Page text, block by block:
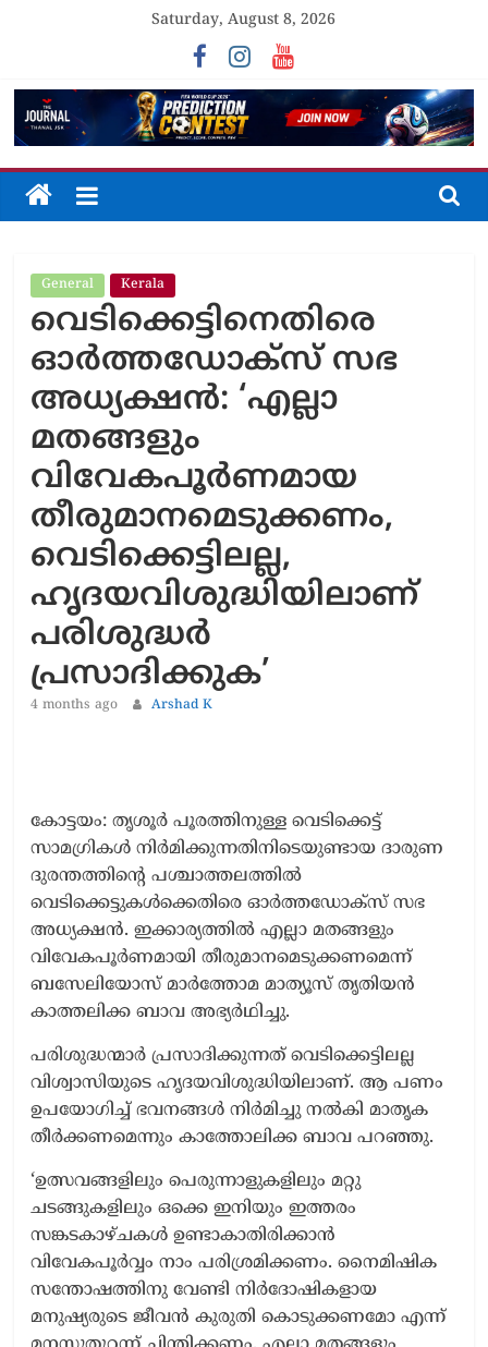
Saturday, August 8, 2026
The
Unfolding
The
General Kerala
വെടിക്കെട്ടിനെതിരെ
ഓർത്തഡോക്സ് സഭ
അധ്യക്ഷൻ: ‘എല്ലാ
മതങ്ങളും
വിവേകപൂർണമായ
തീരുമാനമെടുക്കണം,
വെടിക്കെട്ടിലല്ല,
ഹൃദയവിശുദ്ധിയിലാണ്
പരിശുദ്ധർ
പ്രസാദിക്കുക’
4 months ago Arshad K
കോട്ടയം: തൃശൂർ പൂരത്തിനുള്ള വെടിക്കെട്ട്
സാമഗ്രികൾ നിർമിക്കുന്നതിനിടെയുണ്ടായ ദാരുണ
ദുരന്തത്തിന്റെ പശ്ചാത്തലത്തിൽ
വെടിക്കെട്ടുകൾക്കെതിരെ ഓർത്തഡോക്സ് സഭ
അധ്യക്ഷൻ. ഇക്കാര്യത്തിൽ എല്ലാ മതങ്ങളും
വിവേകപൂർണമായി തീരുമാനമെടുക്കണമെന്ന്
ബസേലിയോസ് മാർത്തോമ മാത്യൂസ് തൃതിയൻ
കാത്തലിക്ക ബാവ അഭ്യർഥിച്ചു.
പരിശുദ്ധന്മാർ പ്രസാദിക്കുന്നത് വെടിക്കെട്ടിലല്ല
വിശ്വാസിയുടെ ഹൃദയവിശുദ്ധിയിലാണ്. ആ പണം
ഉപയോഗിച്ച് ഭവനങ്ങൾ നിർമിച്ചു നൽകി മാതൃക
തീർക്കണമെന്നും കാത്തോലിക്ക ബാവ പറഞ്ഞു.
‘ഉത്സവങ്ങളിലും പെരുന്നാളുകളിലും മറ്റു
ചടങ്ങുകളിലും ഒക്കെ ഇനിയും ഇത്തരം
സങ്കടകാഴ്ചകൾ ഉണ്ടാകാതിരിക്കാൻ
വിവേകപൂർവ്വം നാം പരിശ്രമിക്കണം. നൈമിഷിക
സന്തോഷത്തിനു വേണ്ടി നിർദോഷികളായ
മനുഷ്യരുടെ ജീവൻ കുരുതി കൊടുക്കണമോ എന്ന്